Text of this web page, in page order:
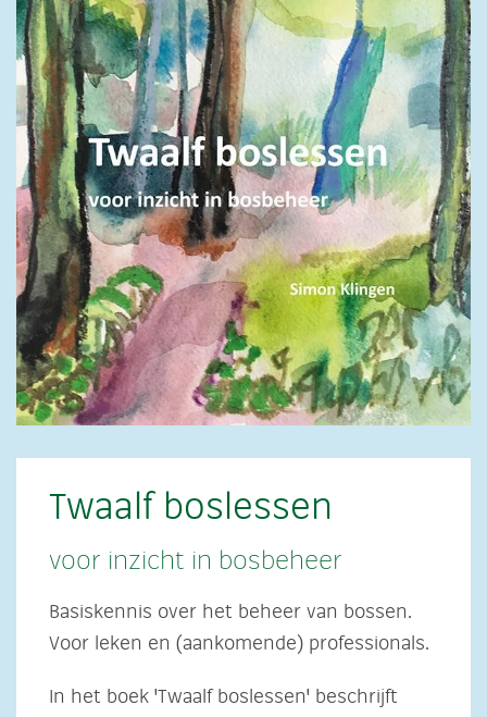
Twaalf boslessen
voor inzicht in bosbeheer
Basiskennis over het beheer van bossen.
Voor leken en (aankomende) professionals.
In het boek 'Twaalf boslessen' beschrijft